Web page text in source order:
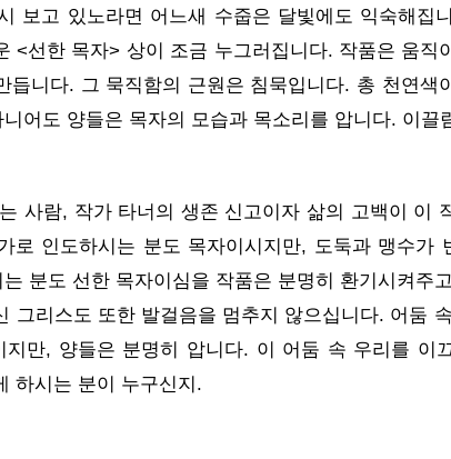
보고 있노라면 어느새 수줍은 달빛에도 익숙해집
<선한 목자> 상이 조금 누그러집니다. 작품은 움직
듭니다. 그 묵직함의 근원은 침묵입니다. 총 천연색
어도 양들은 목자의 모습과 목소리를 압니다. 이끌
사람, 작가 타너의 생존 신고이자 삶의 고백이 이
로 인도하시는 분도 목자이시지만, 도둑과 맹수가
분도 선한 목자이심을 작품은 분명히 환기시켜주
그리스도 또한 발걸음을 멈추지 않으십니다. 어둠
지만, 양들은 분명히 압니다. 이 어둠 속 우리를 이
하시는 분이 누구신지.